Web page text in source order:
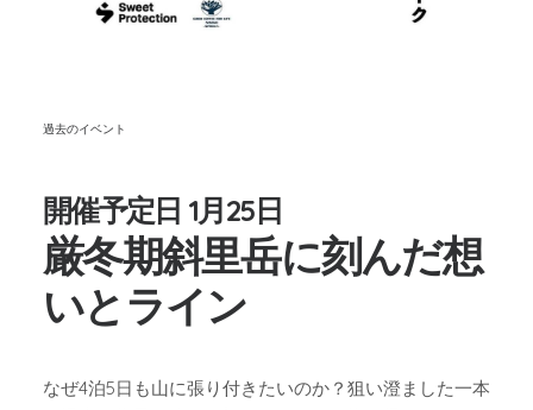
過去のイベント
開催予定日 1月25日
厳冬期斜里岳に刻んだ想
いとライン
なぜ4泊5日も山に張り付きたいのか？狙い澄ました一本